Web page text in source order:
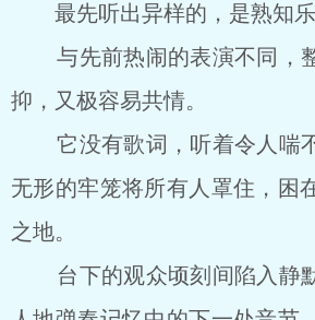
最先听出异样的，是熟知乐
与先前热闹的表演不同，
抑，又极容易共情。
它没有歌词，听着令人喘
无形的牢笼将所有人罩住，困
之地。
台下的观众顷刻间陷入静